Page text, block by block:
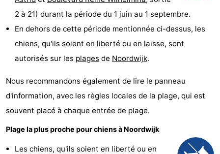
Dunimar
Noordwijkse
Duinen
Parc
Hôtels
Last
Voir
et
Lieux
2 à 21) durant la période du 1 juin au 1 septembre.
En dehors de cette période mentionnée ci-dessus, les
chiens, qu'ils soient en liberté ou en laisse, sont
autorisés sur les plages de Noordwijk.
Nous recommandons également de lire le panneau
d'information, avec les règles locales de la plage, qui est
souvent placé à chaque entrée de plage.
Plage la plus proche pour chiens à Noordwijk
Les chiens, qu'ils soient en liberté ou en